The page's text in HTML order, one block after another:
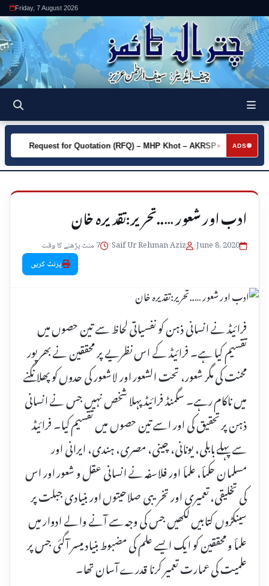
Friday, 7 August 2026
ADS
►
Request for Quotation (RFQ) – MHP Khot – AKRSP Request
ادب اور شعور …..تحریر:تقدیرہ خان
June 8, 2020
•
Saif Ur Rehman Aziz
•
7 منٹ پڑھنے کا وقت
پرنٹ کریں
فرائیڈ نے انسانی ذہن کو نفسیاتی لحاظ سے تین حصوں میں
تقسیم کیا ہے۔ فرائیڈ کے اس نظریے پر محققین نے بھرپور
محنت کی مگر شعور، تحت الشعور اور لاشعور کی حدوں کو پھلانگنے
میں ناکام رہے۔ سگمنڈ فرائیڈ پہلا شخص نہیں جس نے انسانی
ذہن پر تحقیق کی اور اسے تین حصوں میں تقسیم کیا۔ فرائیڈ
سے پہلے بابلی، یونانی، چینی، مصری، ہندی، ایرانی اور
مسلمان حکمأ، علمأ اور فلاسفہ نے انسانی عقل و شعور اور اس
کی تخلیقی، تعمیری اور تخریبی صلاحیتوں اور بنیادی جبلت پر
سینکڑوں کتابیں لکھیں جس کی وجہ سے آنے والے ادوار میں
علمأ و محققین کو ایک ایسے علم کی مضبوط بنیاد میسر آگئی جس پر
علمیت کی عمارت تعمیر کرنا قدرے آسان تھا۔